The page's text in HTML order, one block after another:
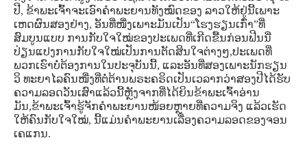
ປີ, ຂ້າພະເຈົ້າຈະເອົາຄໍາພະຍານທັງໝົດຂອງ ລາວໃຫ້ຢູ່ນີ້ເພາະ
ເຫດຜົນສອງຢ່າງ, ອັນທີ່ໜື່ງເພາະມັນເປັນ“ໂຮງຮຽນເກົ່າ”ທີ່
ສົມບູນແບບ ການກັບໃຈໃໝ່ຂອງປະເພດທີ່ເກີດຂື້ນກ່ອນຟີນນີ່
ປ່ຽນແປງການກັບໃຈໃໝ່ເປັນການຕັດສິນໃຈຕ່າງໆ,ປະເພດທີ່
ພວກເຮົາບໍ່ຕ້ອງການໃນປະຈຸບັນນີ້, ແລະອັນທີ່ສອງເພາະນັກຮຽນ
ວິ ທະຍາໄລຄົນໜື່ງທີ່ຕໍ່ຕ້ານພຣະຄຣິດເປັນເວລາກວ່າສອງປີໄດ້ຮັບ
ຄວາມລອດວັນເສົາແລ້ວນີ້ຫຼັງຈາກທີ່ໄດ້ຍິນຂ້າພະເຈົ້າອ່ານ
ມັນ,ຂ້າພະເຈົ້າຮູ້ຈັກຄໍາພະຍານໜ້ອຍຫຼາຍທີ່ຄວາມຈິງ ແລ້ວເຮັດ
ໃຫ້ຄົນກັບໃຈໃໝ່, ນີ້ແມ່ນຄໍາພະຍານເລື່ອງຄວາມລອດຂອງຈອນ
ເຄແກນ.